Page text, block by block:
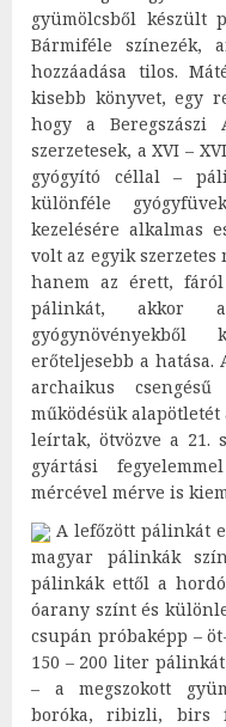
gyümölcsből készült
Bármiféle színezék,
hozzáadása tilos.
kisebb könyvet, egy
hogy a Beregszászi
szerzetesek, a XVI –
gyógyító céllal –
különféle
kezelésére alkalmas
volt az egyik
hanem az érett,
pálinkát, akkor
gyógynövényekből
erőteljesebb a hatása.
archaikus
működésük alapötletét
leírtak, ötvözve a 21.
gyártási
mércével mérve is
A lefőzött pálinkát
magyar pálinkák
pálinkák ettől a
óarany színt és
csupán próbaképp –
150 – 200 liter
– a megszokott
boróka, ribizli, birs